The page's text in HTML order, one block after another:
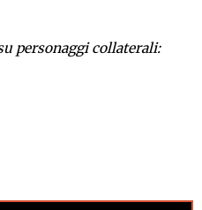
personaggi collaterali: